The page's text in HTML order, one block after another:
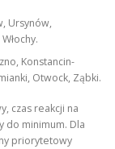
Ursynów,
Konstancin-
Otwock, Ząbki.
czas reakcji na
do minimum. Dla
priorytetowy